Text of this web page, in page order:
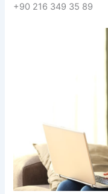
+90 216 349 35 89